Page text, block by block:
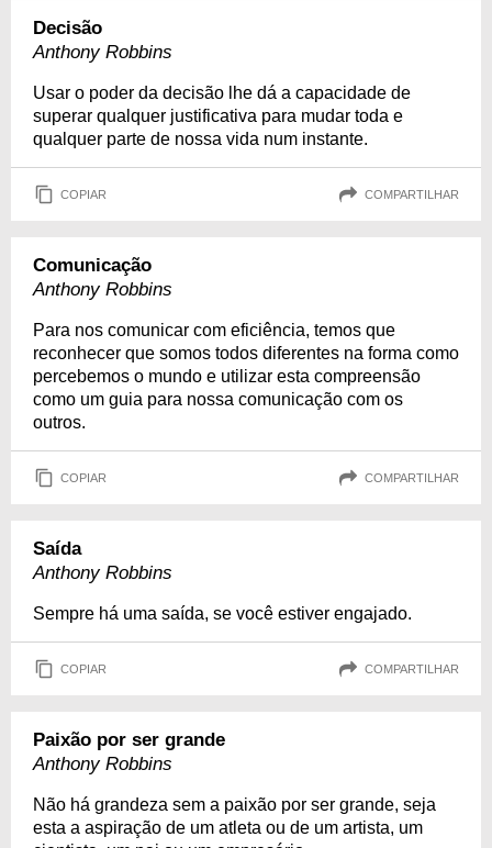
Decisão
Anthony Robbins
Usar o poder da decisão lhe dá a capacidade de
superar qualquer justificativa para mudar toda e
qualquer parte de nossa vida num instante.
COPIAR COMPARTILHAR
Comunicação
Anthony Robbins
Para nos comunicar com eficiência, temos que
reconhecer que somos todos diferentes na forma como
percebemos o mundo e utilizar esta compreensão
como um guia para nossa comunicação com os
outros.
COPIAR COMPARTILHAR
Saída
Anthony Robbins
Sempre há uma saída, se você estiver engajado.
COPIAR COMPARTILHAR
Paixão por ser grande
Anthony Robbins
Não há grandeza sem a paixão por ser grande, seja
esta a aspiração de um atleta ou de um artista, um